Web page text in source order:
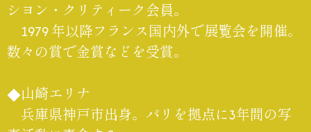
シヨン・クリティーク会員。
1979 年以降フランス国内外で展覧会を開催。
数々の賞で金賞などを受賞。
◆山崎エリナ
兵庫県神戸市出身。パリを拠点に3年間の写